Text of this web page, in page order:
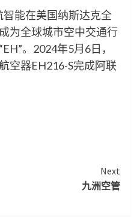
能在美国纳斯达克全
为全球城市空中交通行
。2024年5月6日，
空器EH216-S完成阿联
Next
九洲空管